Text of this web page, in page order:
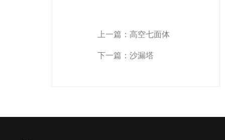
上一篇： 高空七面体
下一篇： 沙漏塔